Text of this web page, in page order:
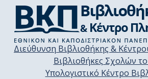
Διεύθυνση Βιβλιοθήκης &
Βιβλιοθήκες Σχολών
Υπολογιστικό Κέντρο